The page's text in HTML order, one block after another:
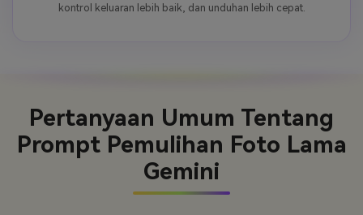
kontrol keluaran lebih baik, dan unduhan lebih cepat.
Pertanyaan Umum Tentang
Prompt Pemulihan Foto Lama
Gemini